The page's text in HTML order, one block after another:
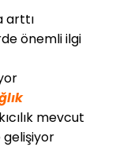
arttı
önemli ilgi
mevcut